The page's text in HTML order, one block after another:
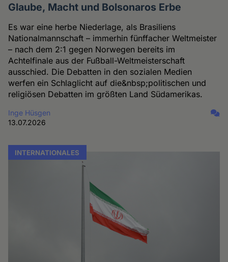
Glaube, Macht und Bolsonaros Erbe
Es war eine herbe Niederlage, als Brasiliens
Nationalmannschaft – immerhin fünffacher Weltmeister
– nach dem 2:1 gegen Norwegen bereits im
Achtelfinale aus der Fußball-Weltmeisterschaft
ausschied. Die Debatten in den sozialen Medien
werfen ein Schlaglicht auf die&nbsp;politischen und
religiösen Debatten im größten Land Südamerikas.
Inge Hüsgen
13.07.2026
INTERNATIONALES